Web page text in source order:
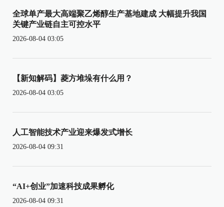
全球单产最大高端聚乙烯醇生产基地建成 大幅提升我国
关键产业链自主可控水平
2026-08-04 03:05
【新知解码】菱方堆垛有什么用？
2026-08-04 03:05
人工智能技术产业迎来爆发式增长
2026-08-04 09:31
“AI+创业”加速科技成果孵化
2026-08-04 09:31